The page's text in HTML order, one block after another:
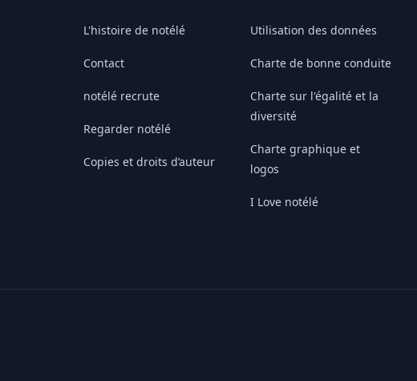
L'histoire de notélé
Contact
notélé recrute
Regarder notélé
Copies et droits d’auteur
Utilisation des données
Charte de bonne conduite
Charte sur l'égalité et la
diversité
Charte graphique et
logos
I Love notélé